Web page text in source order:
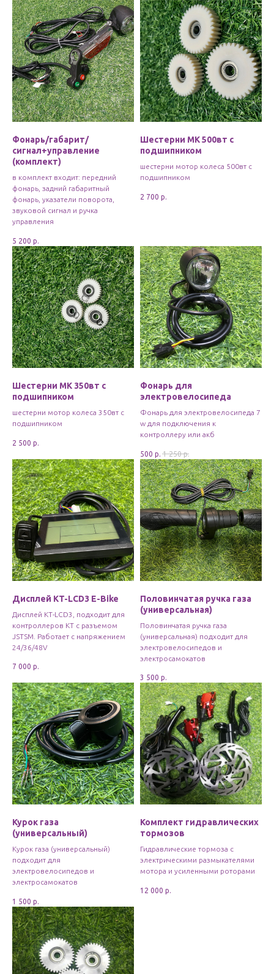
Фонарь/габарит/
сигнал+управление
(комплект)
в комплект входит: передний
фонарь, задний габаритный
фонарь, указатели поворота,
звуковой сигнал и ручка
управления
5 200 р.
Шестерни МК 500вт с
подшипником
шестерни мотор колеса 500вт с
подшипником
2 700 р.
Шестерни МК 350вт с
подшипником
шестерни мотор колеса 350вт с
подшипником
2 500 р.
Фонарь для
электровелосипеда
Фонарь для электровелосипеда 7
w для подключения к
контроллеру или акб
500 р. 1 250 р.
Дисплей KT-LCD3 E-Bike
Дисплей KT-LCD3, подходит для
контроллеров КТ с разъемом
JSTSM. Работает с напряжением
24/36/48V
7 000 р.
Половинчатая ручка газа
(универсальная)
Половинчатая ручка газа
(универсальная) подходит для
электровелосипедов и
электросамокатов
3 500 р.
Курок газа
(универсальный)
Курок газа (универсальный)
подходит для
электровелосипедов и
электросамокатов
1 500 р.
Комплект гидравлических
тормозов
Гидравлические тормоза с
электрическими размыкателями
мотора и усиленными роторами
12 000 р.